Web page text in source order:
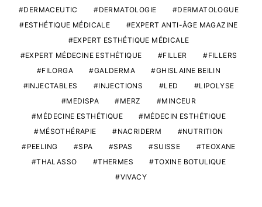
DERMACEUTIC
DERMATOLOGIE
DERMATOLOGUE
ESTHÉTIQUE MÉDICALE
EXPERT ANTI-ÂGE MAGAZINE
EXPERT ESTHÉTIQUE MÉDICALE
EXPERT MÉDECINE ESTHÉTIQUE
FILLER
FILLERS
FILORGA
GALDERMA
GHISLAINE BEILIN
INJECTABLES
INJECTIONS LED
LIPOLYSE
MEDISPA
MERZ
MINCEUR
MÉDECINE ESTHÉTIQUE
MÉDECIN ESTHÉTIQUE
MÉSOTHÉRAPIE
NACRIDERM
NUTRITION
PEELING
SPA SPAS SUISSE
TEOXANE
THALASSO
THERMES
TOXINE BOTULIQUE
VIVACY